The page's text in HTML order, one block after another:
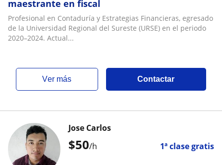
maestrante en fiscal
Profesional en Contaduría y Estrategias Financieras, egresado
de la Universidad Regional del Sureste (URSE) en el periodo
2020–2024. Actual...
ver más Contactar
$50/h 1ª clase gratis
Jose Carlos